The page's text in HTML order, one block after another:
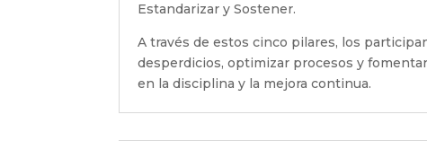
Estandarizar y Sostener.
A través de estos cinco pilares, los
desperdicios, optimizar procesos y
en la disciplina y la mejora continua.